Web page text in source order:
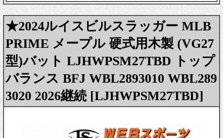
★2024ルイスビルスラッガー MLB
PRIME メープル 硬式用木製 (VG27
型)バット LJHWPSM27TBD トップ
バランス BFJ WBL2893010 WBL289
3020 2026継続 [LJHWPSM27TBD]